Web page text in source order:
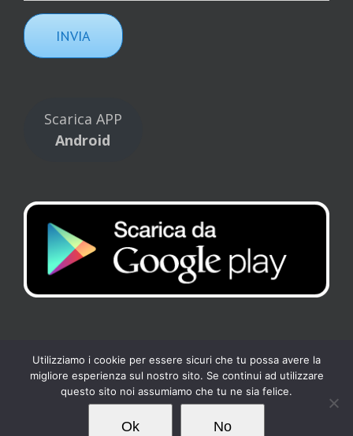
Scarica APP
Android
Copyright 2017 Tennis Club Kipling | All Rights Reserved |Privacy
Cookies| Powered byLoto Servizi
FacebookInstagram
Utilizziamo i cookie per essere sicuri che tu possa avere la
migliore esperienza sul nostro sito. Se continui ad utilizzare
questo sito noi assumiamo che tu ne sia felice.
Ok No